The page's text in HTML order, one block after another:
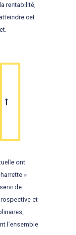
rentabilité,
cet
ont
»
de
et
l’ensemble